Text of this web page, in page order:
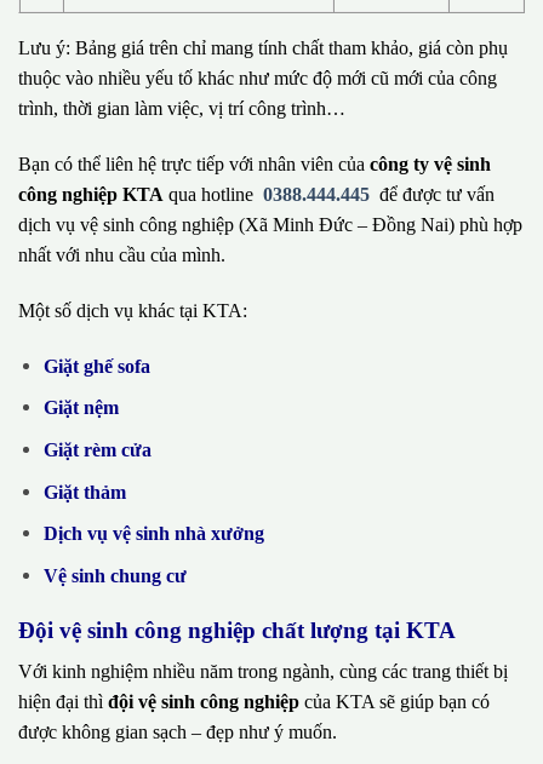
Lưu ý: Bảng giá trên chỉ mang tính chất tham khảo, giá còn phụ
thuộc vào nhiều yếu tố khác như mức độ mới cũ mới của công
trình, thời gian làm việc, vị trí công trình…
Bạn có thể liên hệ trực tiếp với nhân viên của công ty vệ sinh
công nghiệp KTA qua hotline 0388.444.445 để được tư vấn
dịch vụ vệ sinh công nghiệp (Xã Minh Đức – Đồng Nai) phù hợp
nhất với nhu cầu của mình.
Một số dịch vụ khác tại KTA:
Giặt ghế sofa
Giặt nệm
Giặt rèm cửa
Giặt thảm
Dịch vụ vệ sinh nhà xưởng
Vệ sinh chung cư
Đội vệ sinh công nghiệp chất lượng tại KTA
Với kinh nghiệm nhiều năm trong ngành, cùng các trang thiết bị
hiện đại thì đội vệ sinh công nghiệp của KTA sẽ giúp bạn có
được không gian sạch – đẹp như ý muốn.